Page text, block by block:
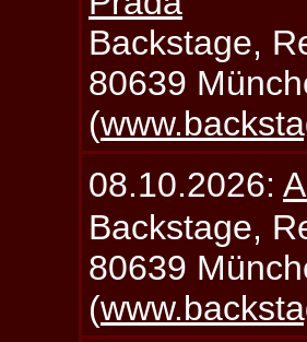
Backstage,
80639
(
08.10.2026:
Backstage,
80639
(